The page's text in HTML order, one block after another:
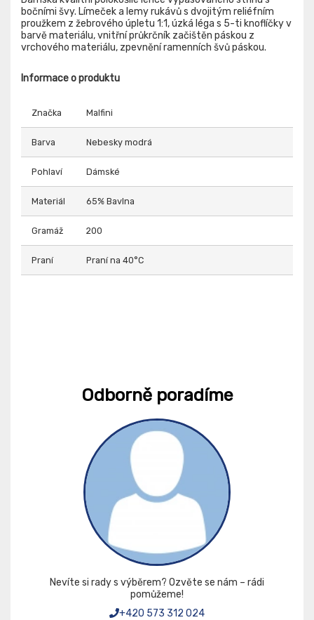
bočními švy. Límeček a lemy rukávů s dvojitým reliéfním
proužkem z žebrového úpletu 1:1, úzká léga s 5-ti knoflíčky v
barvě materiálu, vnitřní průkrčník začištěn páskou z
vrchového materiálu, zpevnění ramenních švů páskou.
Informace o produktu
Značka Malfini
Barva Nebesky modrá
Pohlaví Dámské
Materiál 65% Bavlna
Gramáž 200
Praní Praní na 40°C
Odborně poradíme
Nevíte si rady s výběrem? Ozvěte se nám – rádi
pomůžeme!
+420 573 312 024